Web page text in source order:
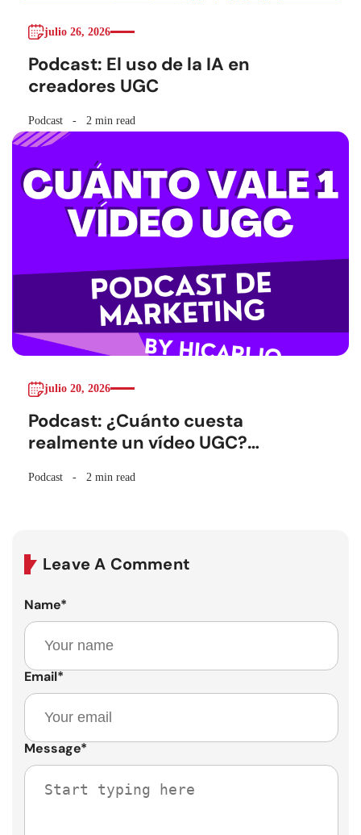
julio 26, 2026
Podcast: El uso de la IA en
creadores UGC
Podcast 2 min read
julio 20, 2026
Podcast: ¿Cuánto cuesta
realmente un vídeo UGC?
Podcast 2 min read
Leave A Comment
Name*
Email*
Message*